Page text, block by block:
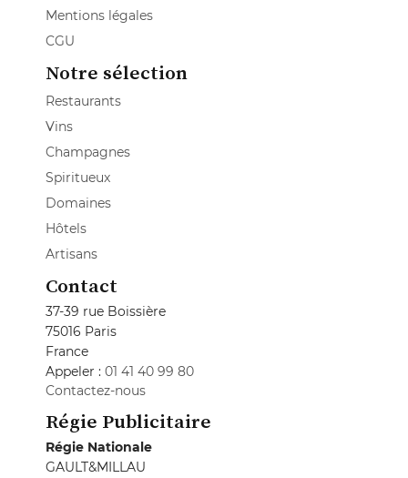
Mentions légales
CGU
Notre sélection
Restaurants
Vins
Champagnes
Spiritueux
Domaines
Hôtels
Artisans
Contact
37-39 rue Boissière
75016 Paris
France
Appeler : 01 41 40 99 80
Contactez-nous
Régie Publicitaire
Régie Nationale
GAULT&MILLAU